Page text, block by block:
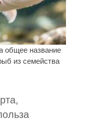
общее название
из семейства